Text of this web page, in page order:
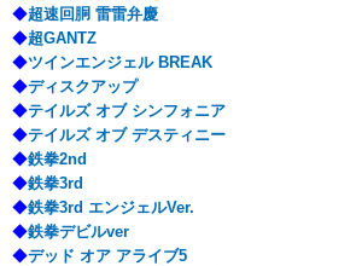
◆超速回胴 雷雷弁慶
◆超GANTZ
◆ツインエンジェル BREAK
◆ディスクアップ
◆テイルズ オブ シンフォニア
◆テイルズ オブ デスティニー
◆鉄拳2nd
◆鉄拳3rd
◆鉄拳3rd エンジェルVer.
◆鉄拳デビルver
◆デッド オア アライブ5